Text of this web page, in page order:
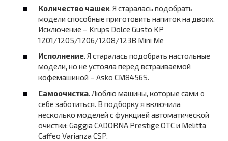
Количество чашек. Я старалась подобрать
модели способные приготовить напиток на двоих.
Исключение – Krups Dolce Gusto KP
1201/1205/1206/1208/123B Mini Me
Исполнение. Я старалась подобрать настольные
модели, но не устояла перед встраиваемой
кофемашиной – Asko CM8456S.
Самоочистка. Люблю машины, которые сами о
себе заботиться. В подборку я включила
несколько моделей с функцией автоматической
очистки: Gaggia CADORNA Prestige OTC и Melitta
Caffeo Varianza CSP.